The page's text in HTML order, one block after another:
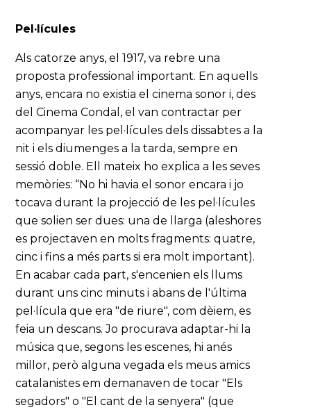
Pel·lícules
Als catorze anys, el 1917, va rebre una
proposta professional important. En aquells
anys, encara no existia el cinema sonor i, des
del Cinema Condal, el van contractar per
acompanyar les pel·lícules dels dissabtes a la
nit i els diumenges a la tarda, sempre en
sessió doble. Ell mateix ho explica a les seves
memòries: “No hi havia el sonor encara i jo
tocava durant la projecció de les pel·lícules
que solien ser dues: una de llarga (aleshores
es projectaven en molts fragments: quatre,
cinc i fins a més parts si era molt important).
En acabar cada part, s'encenien els llums
durant uns cinc minuts i abans de l'última
pel·lícula que era "de riure", com dèiem, es
feia un descans. Jo procurava adaptar-hi la
música que, segons les escenes, hi anés
millor, però alguna vegada els meus amics
catalanistes em demanaven de tocar "Els
segadors" o "El cant de la senyera" (que